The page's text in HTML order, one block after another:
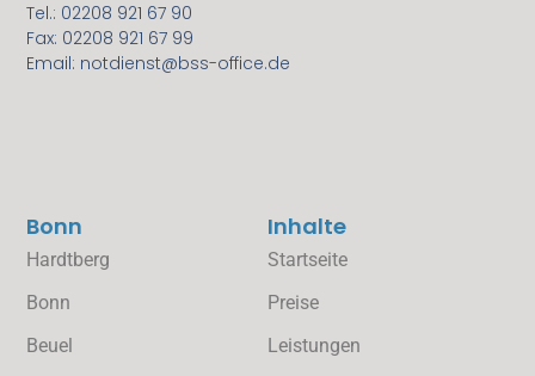
Inhalte
Startseite
Preise
Leistungen
Bonn
Hardtberg
Bonn
Beuel
Tel.: 02208 921 67 90
Fax: 02208 921 67 99
Email: notdienst@bss-office.de